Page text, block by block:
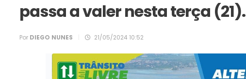
passa a valer nesta terça (21).
Por DIEGO NUNES 21/05/2024 10:52